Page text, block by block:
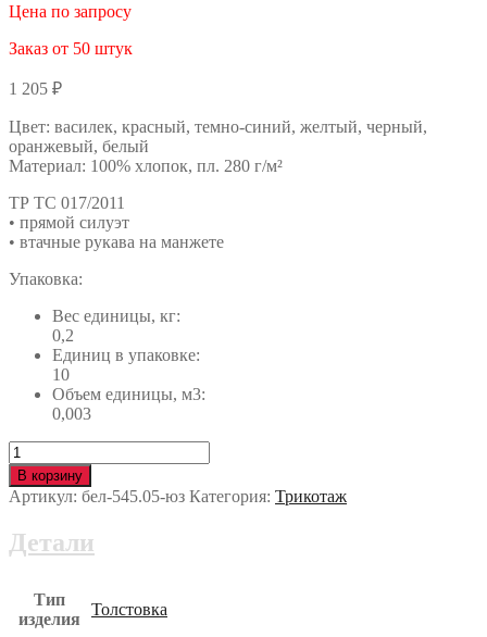
Цена по запросу
Заказ от 50 штук
1 205 ₽
Цвет: василек, красный, темно-синий, желтый, черный,
оранжевый, белый
Материал: 100% хлопок, пл. 280 г/м²
ТР ТС 017/2011
• прямой силуэт
• втачные рукава на манжете
Упаковка:
Вес единицы, кг:
0,2
Единиц в упаковке:
10
Объем единицы, м3:
0,003
Количество
Толстовка
оранжевая
бел-545.05-
В корзину
Артикул: бел-545.05-юз Категория: Трикотаж
Детали
Тип
изделия
Толстовка